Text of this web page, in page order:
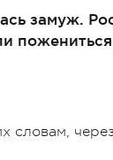
замуж.
словам,